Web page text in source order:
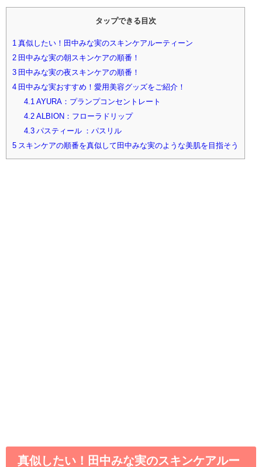
タップできる目次
1 真似したい！田中みな実のスキンケアルーティーン
2 田中みな実の朝スキンケアの順番！
3 田中みな実の夜スキンケアの順番！
4 田中みな実おすすめ！愛用美容グッズをご紹介！
4.1 AYURA：プランプコンセントレート
4.2ALBION：フローラドリップ
4.3パスティール ：パスリル
5 スキンケアの順番を真似して田中みな実のような美肌を目指そう
真似したい！田中みな実のスキンケアルー